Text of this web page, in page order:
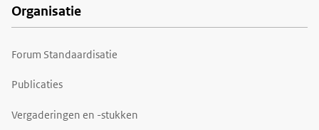
Organisatie
Forum Standaardisatie
Publicaties
Vergaderingen en -stukken